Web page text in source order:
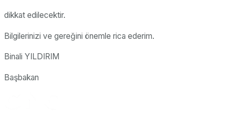
dikkat edilecektir.
Bilgilerinizi ve gereğini önemle rica ederim.
Binali YILDIRIM
Başbakan